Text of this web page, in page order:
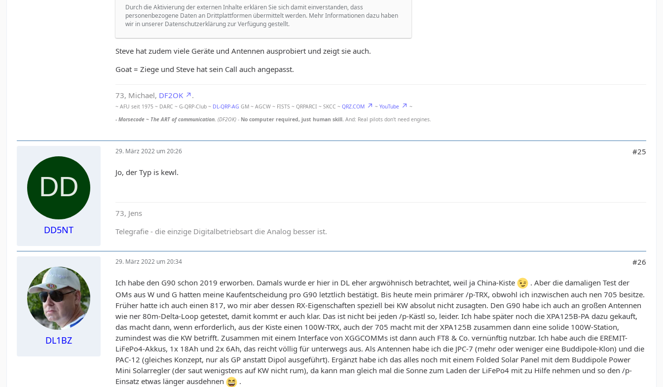
Durch die Aktivierung der externen Inhalte erklären Sie sich damit einverstanden, dass
personenbezogene Daten an Drittplattformen übermittelt werden. Mehr Informationen dazu haben
wir in unserer Datenschutzerklärung zur Verfügung gestellt.
Steve hat zudem viele Geräte und Antennen ausprobiert und zeigt sie auch.
Goat = Ziege und Steve hat sein Call auch angepasst.
73, Michael, DF2OK .
~ AFU seit 1975 ~ DARC ~ G-QRP-Club ~ DL-QRP-AG GM ~ AGCW ~ FISTS ~ QRPARCI ~ SKCC ~QRZ.COM ~YouTube
~
- Morsecode ~ The ART of communication.(DF2OK) - No computer required, just human skill. And: Real pilots don't need engines.
DD5NT
29. März 2022 um 20:26 #25
Jo, der Typ is kewl.
73, Jens
Telegrafie - die einzige Digitalbetriebsart die Analog besser ist.
DL1BZ
29. März 2022 um 20:34 #26
Ich habe den G90 schon 2019 erworben. Damals wurde er hier in DL eher argwöhnisch betrachtet, weil ja China-Kiste
. Aber die damaligen Test der
OMs aus W und G hatten meine Kaufentscheidung pro G90 letztlich bestätigt. Bis heute mein primärer /p-TRX, obwohl ich inzwischen auch nen 705 besitze.
Früher hatte ich auch einen 817, wo mir aber dessen RX-Eigenschaften speziell bei KW absolut nicht zusagten. Den G90 habe ich auch an großen Antennen
wie ner 80m-Delta-Loop getestet, damit kommt er auch klar. Das ist nicht bei jeden /p-Kästl so, leider. Ich habe später noch die XPA125B-PA dazu gekauft,
das macht dann, wenn erforderlich, aus der Kiste einen 100W-TRX, auch der 705 macht mit der XPA125B zusammen dann eine solide 100W-Station,
zumindest was die KW betrifft. Zusammen mit einem Interface von XGGCOMMs ist dann auch FT8 & Co. vernünftig nutzbar. Ich habe auch die EREMIT-
LiFePo4-Akkus, 1x 18Ah und 2x 6Ah, das reicht völlig für unterwegs aus. Als Antennen habe ich die JPC-7 (mehr oder weniger eine Buddipole-Klon) und die
PAC-12 (gleiches Konzept, nur als GP anstatt Dipol ausgeführt). Ergänzt habe ich das alles noch mit einem Folded Solar Panel mit dem Buddipole Power
Mini Solarregler (der saut wenigstens auf KW nicht rum), da kann man gleich mal die Sonne zum Laden der LiFePo4 mit zu Hilfe nehmen und so den /p-
Einsatz etwas länger ausdehnen
.